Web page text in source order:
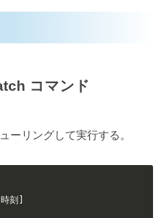
コマンド
ーリングして実行する。
刻]